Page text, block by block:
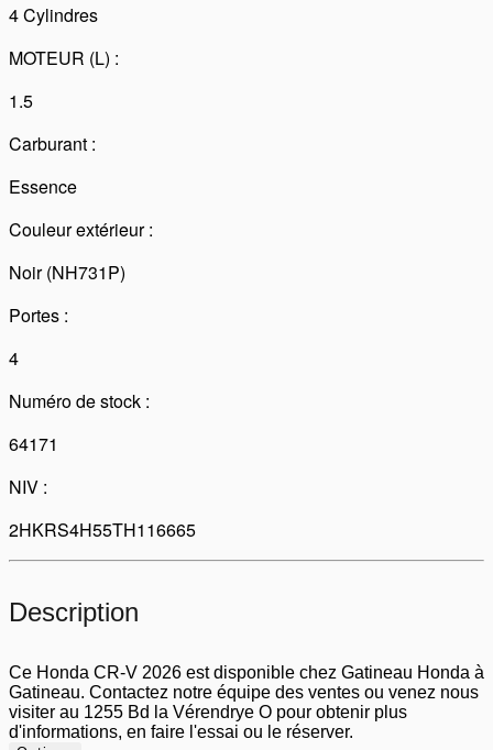
4 Cylindres
MOTEUR (L) :
1.5
Carburant :
Essence
Couleur extérieur :
Noir (NH731P)
Portes :
4
Numéro de stock :
64171
NIV :
2HKRS4H55TH116665
Description
Ce Honda CR-V 2026 est disponible chez Gatineau Honda à
Gatineau. Contactez notre équipe des ventes ou venez nous
visiter au 1255 Bd la Vérendrye O pour obtenir plus
d'informations, en faire l'essai ou le réserver.